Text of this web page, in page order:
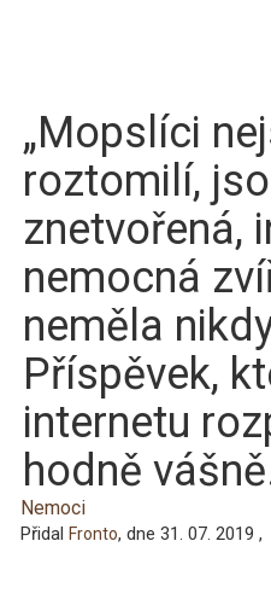
„Mopslíci
roztomilí,
znetvořená,
nemocná
neměla
Příspěvek,
internetu
hodně
Nemoci
Přidal Fronto, dne 31. 07. 2019 ,